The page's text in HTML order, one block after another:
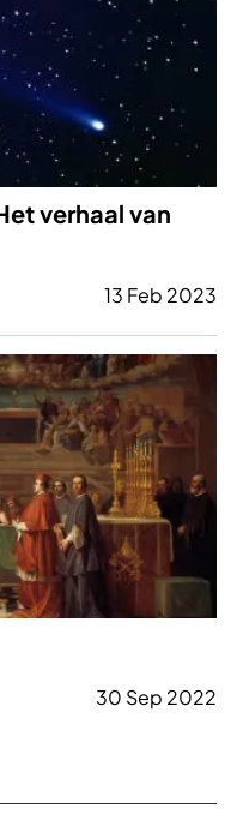
verhaal van
13 Feb 2023
30 Sep 2022